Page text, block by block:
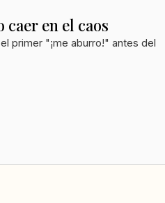
caer en el caos
primer "¡me aburro!" antes del